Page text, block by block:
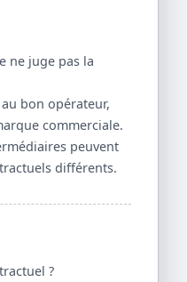
ne juge pas la
bon opérateur,
commerciale.
peuvent
différents.
?